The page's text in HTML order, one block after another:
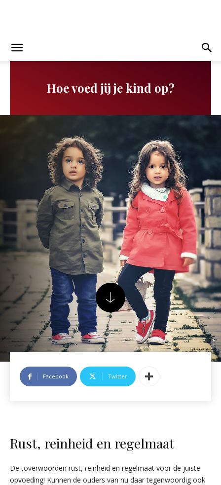
Hoe voed jij je kind op?
Facebook Twitter
Rust, reinheid en regelmaat
De toverwoorden rust, reinheid en regelmaat voor de juiste
opvoeding! Kunnen de ouders van nu daar tegenwoordig ook